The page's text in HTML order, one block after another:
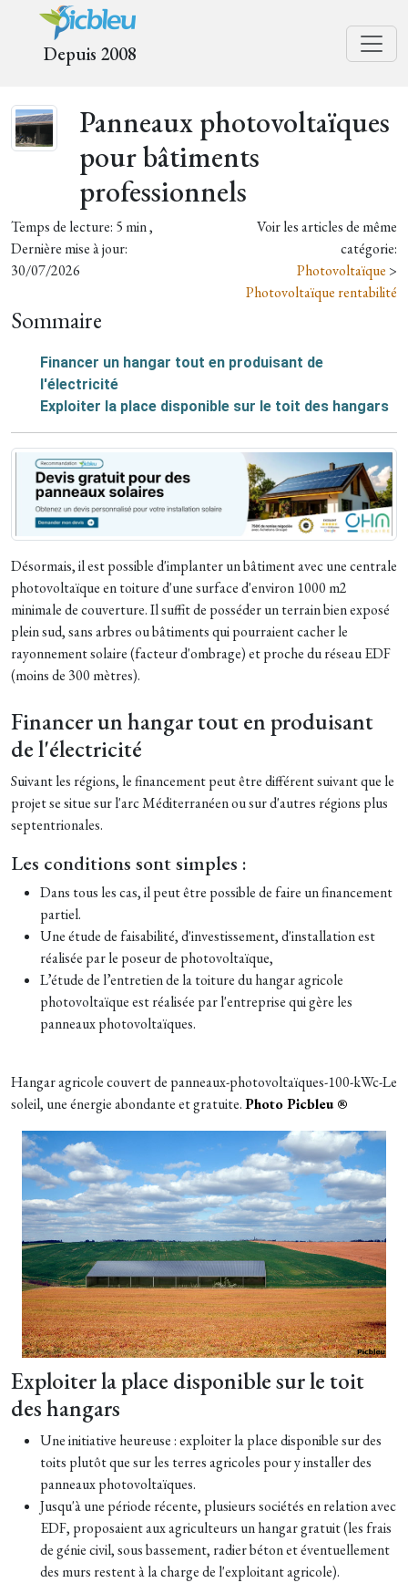
Depuis 2008
Panneaux photovoltaïques
pour bâtiments
professionnels
Temps de lecture: 5 min ,
Dernière mise à jour:
30/07/2026
Voir les articles de même
catégorie:
Photovoltaïque >
Photovoltaïque rentabilité
Sommaire
Financer un hangar tout en produisant de
l'électricité
Exploiter la place disponible sur le toit des hangars
Désormais, il est possible d'implanter un bâtiment avec une centrale
photovoltaïque en toiture d'une surface d'environ 1000 m2
minimale de couverture. Il suffit de posséder un terrain bien exposé
plein sud, sans arbres ou bâtiments qui pourraient cacher le
rayonnement solaire (facteur d'ombrage) et proche du réseau EDF
(moins de 300 mètres).
Financer un hangar tout en produisant
de l'électricité
Suivant les régions, le financement peut être différent suivant que le
projet se situe sur l'arc Méditerranéen ou sur d'autres régions plus
septentrionales.
Les conditions sont simples :
Dans tous les cas, il peut être possible de faire un financement
partiel.
Une étude de faisabilité, d'investissement, d'installation est
réalisée par le poseur de photovoltaïque,
L’étude de l’entretien de la toiture du hangar agricole
photovoltaïque est réalisée par l'entreprise qui gère les
panneaux photovoltaïques.
Hangar agricole couvert de panneaux-photovoltaïques-100-kWc-Le
soleil, une énergie abondante et gratuite.Photo Picbleu ®
Exploiter la place disponible sur le toit
des hangars
Une initiative heureuse : exploiter la place disponible sur des
toits plutôt que sur les terres agricoles pour y installer des
panneaux photovoltaïques.
Jusqu'à une période récente, plusieurs sociétés en relation avec
EDF, proposaient aux agriculteurs un hangar gratuit (les frais
de génie civil, sous bassement, radier béton et éventuellement
des murs restent à la charge de l'exploitant agricole).